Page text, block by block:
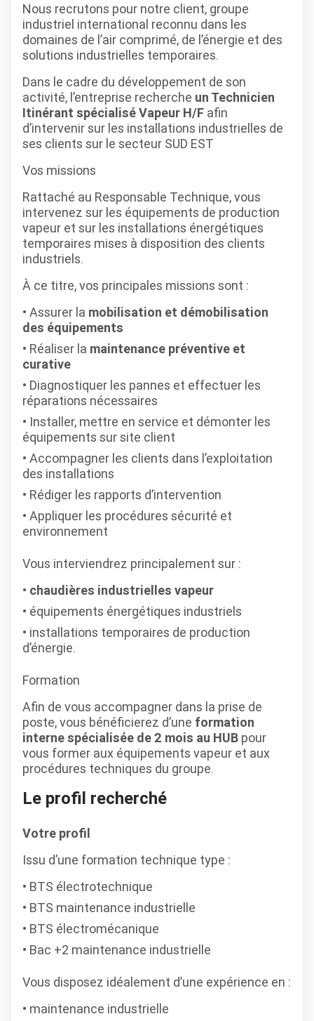
Nous recrutons pour notre client, groupe
industriel international reconnu dans les
domaines de l’air comprimé, de l’énergie et des
solutions industrielles temporaires.
Dans le cadre du développement de son
activité, l’entreprise recherche un Technicien
Itinérant spécialisé Vapeur H/F afin
d’intervenir sur les installations industrielles de
ses clients sur le secteur SUD EST
Vos missions
Rattaché au Responsable Technique, vous
intervenez sur les équipements de production
vapeur et sur les installations énergétiques
temporaires mises à disposition des clients
industriels.
À ce titre, vos principales missions sont :
Assurer la mobilisation et démobilisation
des équipements
Réaliser la maintenance préventive et
curative
Diagnostiquer les pannes et effectuer les
réparations nécessaires
Installer, mettre en service et démonter les
équipements sur site client
Accompagner les clients dans l’exploitation
des installations
Rédiger les rapports d’intervention
Appliquer les procédures sécurité et
environnement
Vous interviendrez principalement sur :
chaudières industrielles vapeur
équipements énergétiques industriels
installations temporaires de production
d’énergie.
Formation
Afin de vous accompagner dans la prise de
poste, vous bénéficierez d’une formation
interne spécialisée de 2 mois au HUB pour
vous former aux équipements vapeur et aux
procédures techniques du groupe.
Le profil recherché
Votre profil
Issu d’une formation technique type :
BTS électrotechnique
BTS maintenance industrielle
BTS électromécanique
Bac +2 maintenance industrielle
Vous disposez idéalement d’une expérience en :
maintenance industrielle